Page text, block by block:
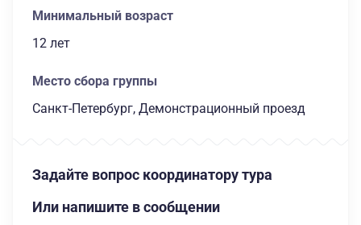
Минимальный возраст
12 лет
Место сбора группы
Санкт-Петербург, Демонстрационный проезд
Задайте вопрос координатору тура
Или напишите в сообщении